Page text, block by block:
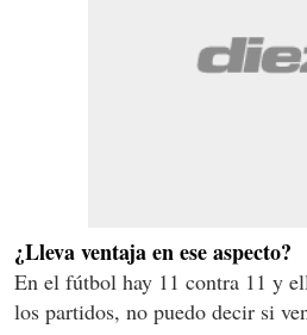
¿Lleva ventaja en ese aspecto?
En el fútbol hay 11 contra 11 y
los partidos, no puedo decir si